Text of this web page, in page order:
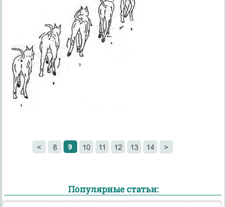
< 8 9 10 11 12 13 14 >
Популярные статьи: